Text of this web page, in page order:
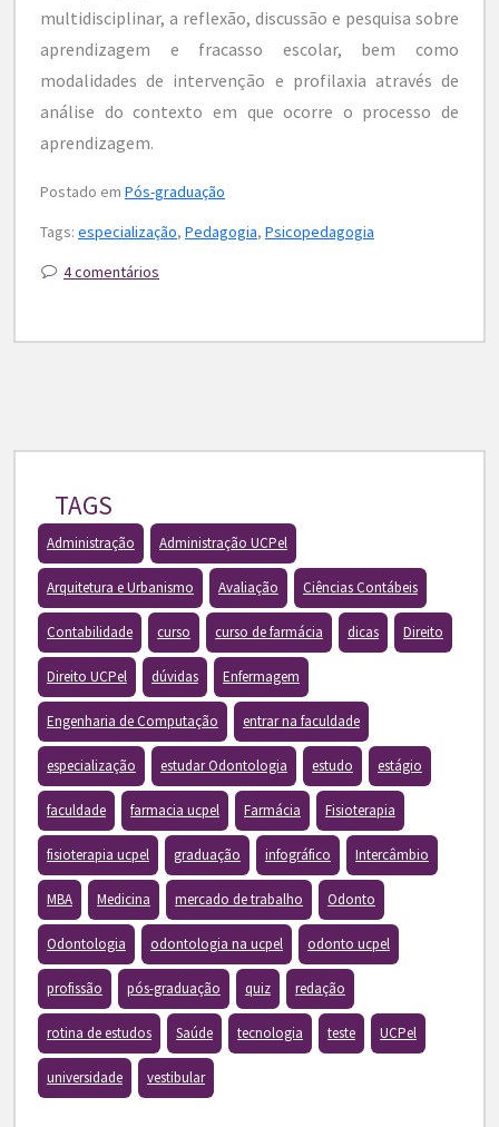
multidisciplinar, a reflexão, discussão e pesquisa sobre
aprendizagem e fracasso escolar, bem como
modalidades de intervenção e profilaxia através de
análise do contexto em que ocorre o processo de
aprendizagem.
Postado em Pós-graduação
Tags: especialização, Pedagogia, Psicopedagogia
4 comentários
TAGS
Administração Administração UCPel
Arquitetura e Urbanismo Avaliação Ciências Contábeis
Contabilidade curso curso de farmácia dicas Direito
Direito UCPel dúvidas Enfermagem
Engenharia de Computação entrar na faculdade
especialização estudar Odontologia estudo estágio
faculdade farmacia ucpel Farmácia Fisioterapia
fisioterapia ucpel graduação infográfico Intercâmbio
MBA Medicina mercado de trabalho Odonto
Odontologia odontologia na ucpel odonto ucpel
profissão pós-graduação quiz redação
rotina de estudos Saúde tecnologia teste UCPel
universidade vestibular